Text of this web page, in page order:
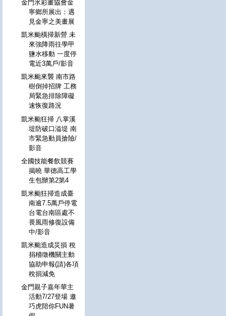
金門水彩畫協會金
寧鄉所展出：遇
見金寧之美畫展
凱米颱橫掃新營 未
來強降雨往學甲
鹽水移動 一度停
電近3萬戶/影音
凱米颱來襲 南市路
樹倒掉招牌 工務
局緊急排除障礙
速恢復路況
凱米颱狂掃 八掌溪
堤防破口溢堤 南
市緊急動員搶險/
影音
全國技能餐飲競賽
揭曉 華德高工學
生包辦第2第4
凱米颱狂掃造成臺
南逾7.5萬戶停電
台電台南區處不
畏風雨修復設備
中/影音
凱米颱造成災損 稅
捐稽徵機關主動
協助申報(請)各項
稅捐減免
金門親子嘉年華主
活動7/27登場 邀
巧虎陪你FUN暑